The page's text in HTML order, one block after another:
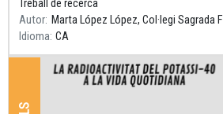
Treball de recerca
Autor
Idioma CA